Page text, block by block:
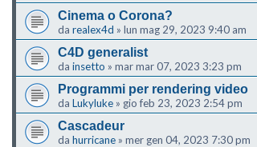
Cinema o Corona?
da realex4d » lun mag 29, 2023 9:40 am
C4D generalist
da insetto » mar mar 07, 2023 3:23 pm
Programmi per rendering video
da Lukyluke » gio feb 23, 2023 2:54 pm
Cascadeur
da hurricane » mer gen 04, 2023 7:30 pm